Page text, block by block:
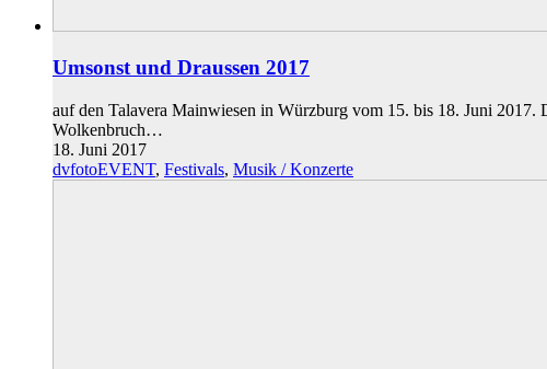
Umsonst und Draussen 2017
auf den Talavera Mainwiesen in Würzburg vom 15. bis 18. Juni
Wolkenbruch…
18. Juni 2017
dvfotoEVENT, Festivals, Musik / Konzerte